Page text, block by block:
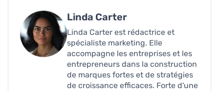
Linda Carter
Linda Carter est rédactrice et
spécialiste marketing. Elle
accompagne les entreprises et les
entrepreneurs dans la construction
de marques fortes et de stratégies
de croissance efficaces. Forte d'une